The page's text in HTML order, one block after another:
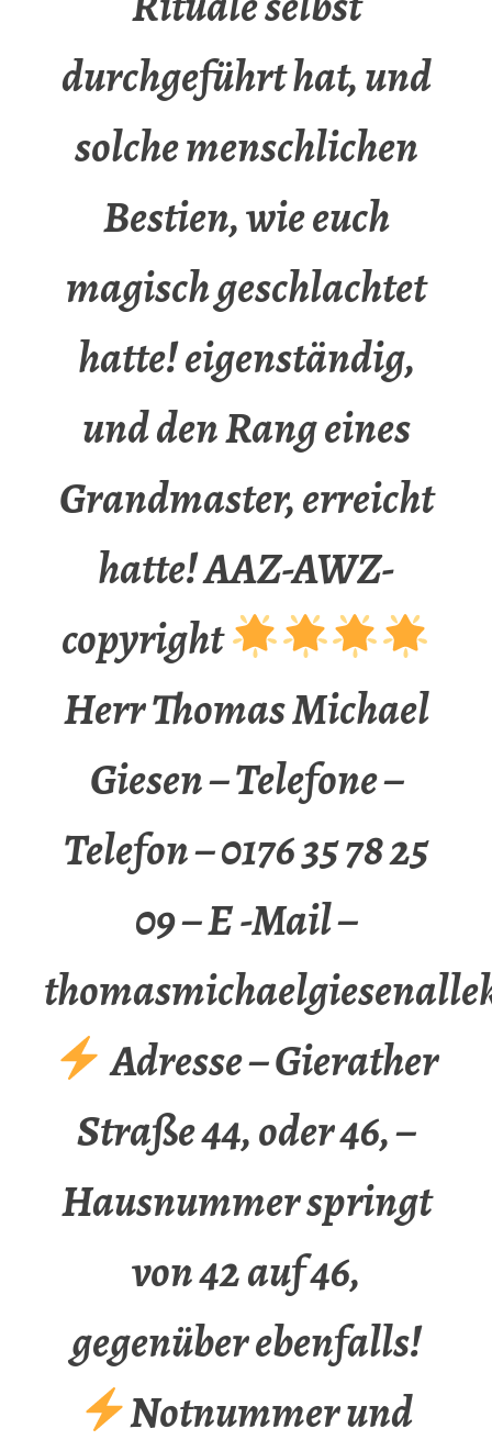
durchgeführt hat, und
solche menschlichen
Bestien, wie euch
magisch geschlachtet
hatte! eigenständig,
und den Rang eines
Grandmaster, erreicht
hatte! AAZ-AWZ-
copyright
Herr Thomas Michael
Giesen – Telefone –
Telefon – 0176 35 78 25
09 – E -Mail –
Adresse – Gierather
Straße 44, oder 46, –
Hausnummer springt
von 42 auf 46,
gegenüber ebenfalls!
Notnummer und